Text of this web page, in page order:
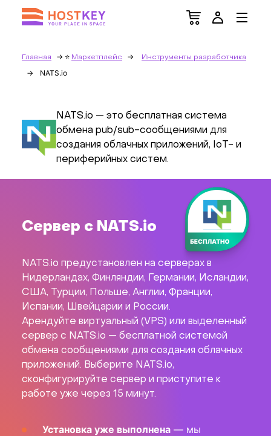
Главная Маркетплейс Инструменты разработчика
NATS.io
NATS.io — это бесплатная система
обмена pub/sub-сообщениями для
создания облачных приложений, IoT- и
периферийных систем.
Сервер с NATS.io
NATS.io предустановлен на серверах в
Нидерландах, Финляндии, Германии, Исландии,
США, Турции, Польше, Англии, Франции,
Испании, Швейцарии и России.
Арендуйте виртуальный (VPS) или выделенный
сервер с NATS.io — бесплатной системой
обмена сообщениями для создания облачных
приложений. Выберите NATS.io,
сконфигурируйте сервер и приступите к
работе уже через 15 минут.
Установка уже выполнена — мы